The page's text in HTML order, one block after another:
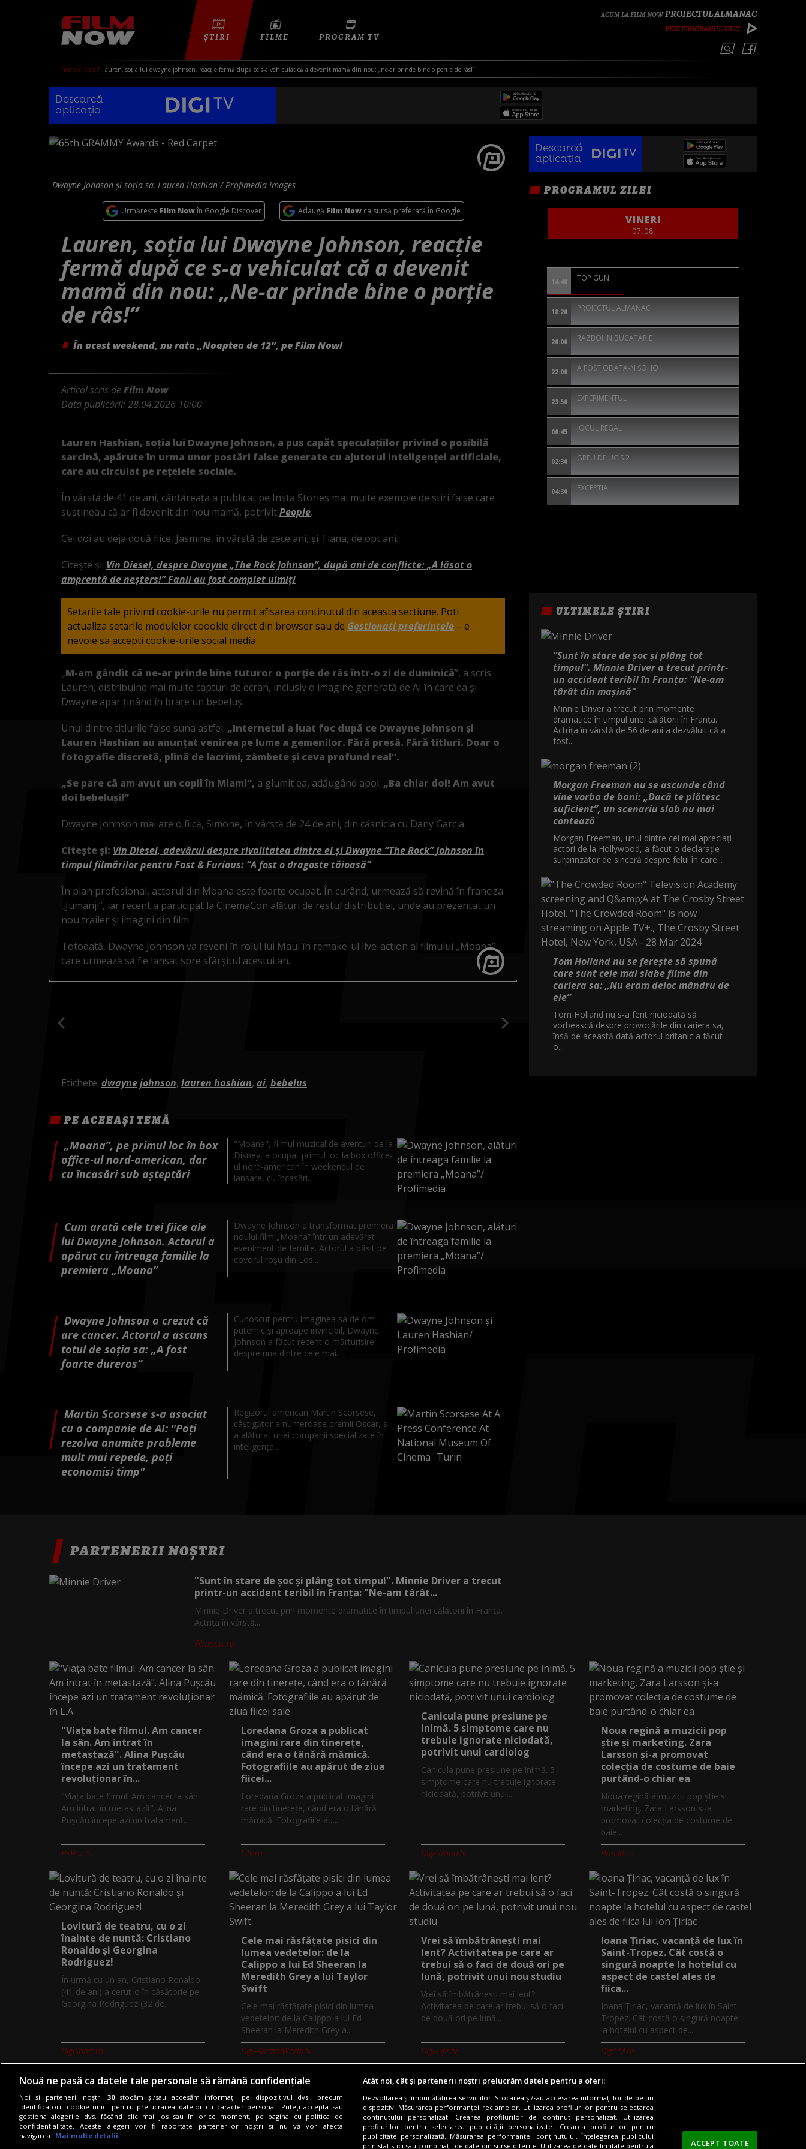
PROIECTUL ALMANAC
VEZI PROGRAMUL ZILEI
ȘTIRI FILME PROGRAM TV
home stiri lauren, soția lui dwayne johnson, reacție fermă după ce s-a vehiculat că a devenit mamă din nou: „ne-ar prinde bine o porție de râs!”
Descarcă
aplicația
Dwayne Johnson și soția sa, Lauren Hashian / Profimedia Images
Urmărește Film Nowîn Google Discover Adaugă Film Nowca sursă preferată în Google
Lauren, soția lui Dwayne Johnson, reacție
fermă după ce s-a vehiculat că a devenit
mamă din nou: „Ne-ar prinde bine o porție
de râs!”
În acest weekend, nu rata „Noaptea de 12”, pe Film Now!
Articol scris deFilm Now
Data publicării:28.04.2026 10:00
Lauren Hashian, soția lui Dwayne Johnson, a pus capăt speculațiilor privind o posibilă
sarcină, apărute în urma unor postări false generate cu ajutorul inteligenței artificiale,
care au circulat pe rețelele sociale.
În vârstă de 41 de ani, cântăreața a publicat pe Insta Stories mai multe exemple de știri false care
susțineau că ar fi devenit din nou mamă, potrivitPeople.
Cei doi au deja două fiice, Jasmine, în vârstă de zece ani, și Tiana, de opt ani.
Citește și: Vin Diesel, despre Dwayne „The Rock Johnson”, după ani de conflicte: „A lăsat o
amprentă de neșters!” Fanii au fost complet uimiți
Setarile tale privind cookie-urile nu permit afisarea continutul din aceasta sectiune. Poti
actualiza setarile modulelor coookie direct din browser sau de Gestionați preferințele – e
nevoie sa accepti cookie-urile social media
„M-am gândit că ne-ar prinde bine tuturor o porție de râs într-o zi de duminică”, a scris
Lauren, distribuind mai multe capturi de ecran, inclusiv o imagine generată de AI în care ea și
Dwayne apar ținând în brațe un bebeluș.
Unul dintre titlurile false suna astfel: „Internetul a luat foc după ce Dwayne Johnson și
Lauren Hashian au anunțat venirea pe lume a gemenilor. Fără presă. Fără titluri. Doar o
fotografie discretă, plină de lacrimi, zâmbete și ceva profund real”.
„Se pare că am avut un copil în Miami”, a glumit ea, adăugând apoi: „Ba chiar doi! Am avut
doi bebeluși!”
Dwayne Johnson mai are o fiică, Simone, în vârstă de 24 de ani, din căsnicia cu Dany Garcia.
Citește și: Vin Diesel, adevărul despre rivalitatea dintre el și Dwayne “The Rock” Johnson în
timpul filmărilor pentru Fast & Furious: “A fost o dragoste tăioasă”
În plan profesional, actorul din Moana este foarte ocupat. În curând, urmează să revină în franciza
„Jumanji”, iar recent a participat la CinemaCon alături de restul distribuției, unde au prezentat un
nou trailer și imagini din film.
Totodată, Dwayne Johnson va reveni în rolul lui Maui în remake-ul live-action al filmului „Moana”,
care urmează să fie lansat spre sfârșitul acestui an.
Etichete: dwayne johnson, lauren hashian, ai, bebelus
Descarcă
aplicația
PROGRAMUL ZILEI
VINERI
07.08
14:40 TOP GUN
18:20 PROIECTUL ALMANAC
20:00 RAZBOI IN BUCATARIE
22:00 A FOST ODATA-N SOHO
23:50 EXPERIMENTUL
00:45 JOCUL REGAL
02:30 GREU DE UCIS 2
04:30 EXCEPTIA
ULTIMELE ȘTIRI
"Sunt în stare de șoc și plâng tot
timpul". Minnie Driver a trecut printr-
un accident teribil în Franța: "Ne-am
târât din mașină"
Minnie Driver a trecut prin momente
dramatice în timpul unei călătorii în Franța.
Actrița în vârstă de 56 de ani a dezvăluit că a
fost...
Morgan Freeman nu se ascunde când
vine vorba de bani: „Dacă te plătesc
suficient”, un scenariu slab nu mai
contează
Morgan Freeman, unul dintre cei mai apreciați
actori de la Hollywood, a făcut o declarație
surprinzător de sinceră despre felul în care...
Tom Holland nu se ferește să spună
care sunt cele mai slabe filme din
cariera sa: „Nu eram deloc mândru de
ele”
Tom Holland nu s-a ferit niciodată să
vorbească despre provocările din cariera sa,
însă de această dată actorul britanic a făcut
o...
PE ACEEAȘI TEMĂ
„Moana”, pe primul loc în box
office-ul nord-american, dar
cu încasări sub așteptări
"Moana", filmul muzical de aventuri de la
Disney, a ocupat primul loc la box office-
ul nord-american în weekendul de
lansare, cu încasări...
Cum arată cele trei fiice ale
lui Dwayne Johnson. Actorul a
apărut cu întreaga familie la
premiera „Moana”
Dwayne Johnson a transformat premiera
noului film „Moana” într-un adevărat
eveniment de familie. Actorul a pășit pe
covorul roșu din Los...
Dwayne Johnson a crezut că
are cancer. Actorul a ascuns
totul de soția sa: „A fost
foarte dureros”
Cunoscut pentru imaginea sa de om
puternic și aproape invincibil, Dwayne
Johnson a făcut recent o mărturisire
despre una dintre cele mai...
Martin Scorsese s-a asociat
cu o companie de AI: "Poţi
rezolva anumite probleme
mult mai repede, poţi
economisi timp"
Regizorul american Martin Scorsese,
câştigător a numeroase premii Oscar, s-
a alăturat unei companii specializate în
inteligenţa...
PARTENERII NOȘTRI
"Sunt în stare de șoc și plâng tot timpul". Minnie Driver a trecut
printr-un accident teribil în Franța: "Ne-am târât...
Minnie Driver a trecut prin momente dramatice în timpul unei călătorii în Franța.
Actrița în vârstă...
Filmnow.ro
"Viața bate filmul. Am cancer
la sân. Am intrat în
metastază". Alina Pușcău
începe azi un tratament
revoluționar în...
"Viața bate filmul. Am cancer la sân.
Am intrat în metastază". Alina
Pușcău începe azi un tratament...
PeRoz.ro
Loredana Groza a publicat
imagini rare din tinerețe,
când era o tânără mămică.
Fotografiile au apărut de ziua
fiicei...
Loredana Groza a publicat imagini
rare din tinerețe, când era o tânără
mămică. Fotografiile au...
Utv.ro
Canicula pune presiune pe
inimă. 5 simptome care nu
trebuie ignorate niciodată,
potrivit unui cardiolog
Canicula pune presiune pe inimă. 5
simptome care nu trebuie ignorate
niciodată, potrivit unui...
Digi-World.tv
Noua regină a muzicii pop
știe și marketing. Zara
Larsson și-a promovat
colecția de costume de baie
purtând-o chiar ea
Noua regină a muzicii pop știe și
marketing. Zara Larsson și-a
promovat colecția de costume de
baie...
ProFM.ro
Lovitură de teatru, cu o zi
înainte de nuntă: Cristiano
Ronaldo și Georgina
Rodriguez!
În urmă cu un an, Cristiano Ronaldo
(41 de ani) a cerut-o în căsătorie pe
Georgina Rodriguez (32 de...
DigiSport.ro
Cele mai răsfățate pisici din
lumea vedetelor: de la
Calippo a lui Ed Sheeran la
Meredith Grey a lui Taylor
Swift
Cele mai răsfățate pisici din lumea
vedetelor: de la Calippo a lui Ed
Sheeran la Meredith Grey a...
Digi-AnimalWorld.tv
Vrei să îmbătrânești mai
lent? Activitatea pe care ar
trebui să o faci de două ori pe
lună, potrivit unui nou studiu
Vrei să îmbătrânești mai lent?
Activitatea pe care ar trebui să o faci
de două ori pe lună...
Digi-Life.tv
Ioana Țiriac, vacanță de lux în
Saint-Tropez. Cât costă o
singură noapte la hotelul cu
aspect de castel ales de
fiica...
Ioana Țiriac, vacanță de lux în Saint-
Tropez. Cât costă o singură noapte
la hotelul cu aspect de...
DigiFM.ro
Copyright © 2026 / DIGI ROMANIA S.A.
Termeni si conditii Politica de confidentialitate Gestionați preferințele Comunicate de presă Abonare Digi TV Contact/Info Codul etic
Nouă ne pasă ca datele tale personale să rămână confidențiale
Noi și partenerii noștri 30stocăm și/sau accesăm informații pe dispozitivul dvs., precum
identificatorii cookie unici pentru prelucrarea datelor cu caracter personal. Puteți accepta sau
gestiona alegerile dvs. făcând clic mai jos sau în orice moment, pe pagina cu politica de
confidențialitate. Aceste alegeri vor fi raportate partenerilor noștri și nu vă vor afecta
navigarea. Mai multe detalii
Atât noi, cât și partenerii noștri prelucrăm datele pentru a oferi:
Dezvoltarea și îmbunătățirea serviciilor. Stocarea și/sau accesarea informațiilor de pe un
dispozitiv. Măsurarea performanței reclamelor. Utilizarea profilurilor pentru selectarea
conținutului personalizat. Crearea profilurilor de conținut personalizat. Utilizarea
profilurilor pentru selectarea publicității personalizate. Crearea profilurilor pentru
publicitate personalizată. Măsurarea performanței conținutului. Înțelegerea publicului
prin statistici sau combinații de date din surse diferite. Utilizarea de date limitate pentru a
ACCEPT TOATE